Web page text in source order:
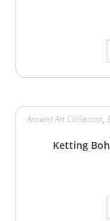
Ancient Art Collection,
Ketting